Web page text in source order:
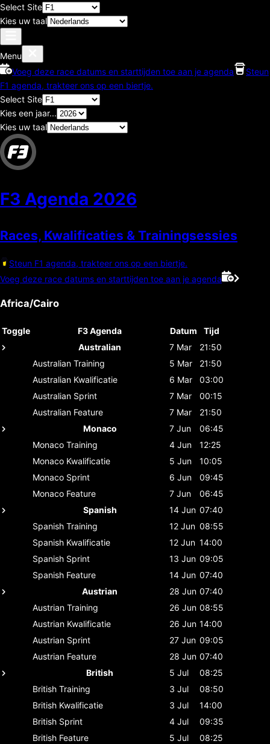
Select Site
Kies uw taal
Menu
Voeg deze race datums en starttijden toe aan je agenda
Steun
F1 agenda, trakteer ons op een biertje.
Select Site
Kies een jaar...
Kies uw taal
F3 Agenda 2026
Races, Kwalificaties & Trainingsessies
Steun F1 agenda, trakteer ons op een biertje.
Voeg deze race datums en starttijden toe aan je agenda
Africa/Cairo
Toggle F3 Agenda Datum
Tijd
Australian
7 Mar
21:50
Australian Training 5 Mar
21:50
Australian Kwalificatie 6 Mar
03:00
Australian Sprint 7 Mar
00:15
Australian Feature 7 Mar
21:50
Monaco
7 Jun
06:45
Monaco Training 4 Jun
12:25
Monaco Kwalificatie 5 Jun
10:05
Monaco Sprint 6 Jun
09:45
Monaco Feature 7 Jun
06:45
Spanish
14 Jun 07:40
Spanish Training 12 Jun 08:55
Spanish Kwalificatie 12 Jun 14:00
Spanish Sprint 13 Jun 09:05
Spanish Feature 14 Jun 07:40
Austrian
28 Jun 07:40
Austrian Training 26 Jun 08:55
Austrian Kwalificatie 26 Jun 14:00
Austrian Sprint 27 Jun 09:05
Austrian Feature 28 Jun 07:40
British
5 Jul
08:25
British Training 3 Jul
08:50
British Kwalificatie 3 Jul
14:00
British Sprint 4 Jul
09:35
British Feature 5 Jul
08:25